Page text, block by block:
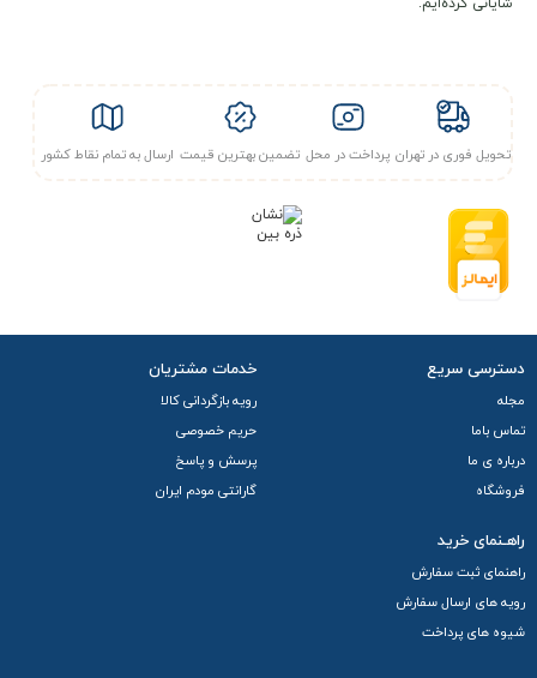
شایانی کرده‌ایم.
تحویل فوری در تهران پرداخت در محل تضمین بهترین قیمت ارسال به تمام نقاط کشور
دسترسی سریع
مجله
تماس باما
درباره ی ما
فروشگاه
خدمات مشتریان
رویه بازگردانی کالا
حریم خصوصی
پرسش و پاسخ
گارانتی مودم ایران
راهـنمای خرید
راهنمای ثبت سفارش
رویه های ارسال سفارش
شیوه های پرداخت